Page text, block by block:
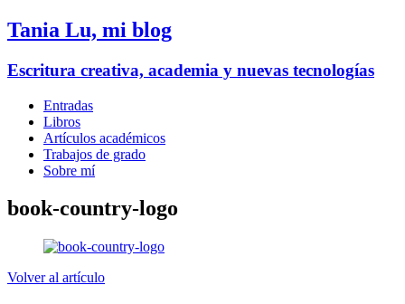
Tania Lu, mi blog
Escritura creativa, academia y nuevas tecnologías
Entradas
Libros
Artículos académicos
Trabajos de grado
Sobre mí
book-country-logo
Volver al artículo